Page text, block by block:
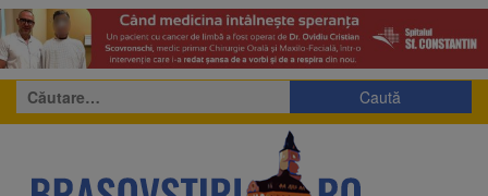
Caută
după: